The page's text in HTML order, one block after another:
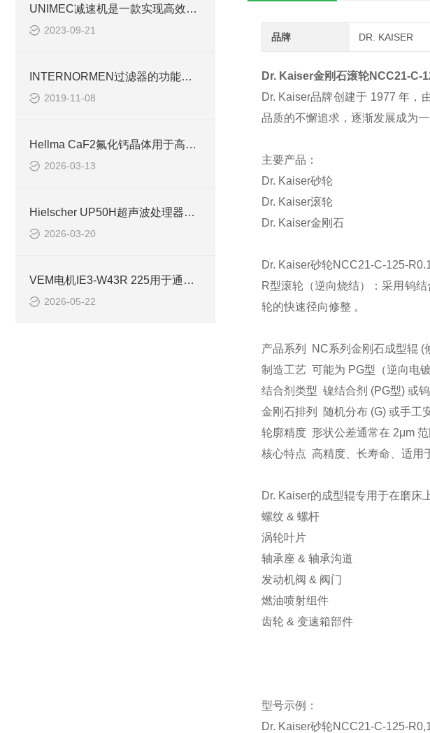
UNIMEC减速机是一款实现高效能动力传输的重要装备
2023-09-21
INTERNORMEN过滤器的功能分类
2019-11-08
Hellma CaF2氟化钙晶体用于高功率激光系统
2026-03-13
Hielscher UP50H超声波处理器用于生物、化学实验室
2026-03-20
VEM电机IE3-W43R 225用于通风除尘风机
2026-05-22
品牌 DR. KAISER
Dr. Kaiser金刚石滚轮NCC21-C-
Dr. Kaiser品牌创建于 1977 年，
品质的不懈追求，逐渐发展成为
主要产品：
Dr. Kaiser砂轮
Dr. Kaiser滚轮
Dr. Kaiser金刚石
Dr. Kaiser砂轮NCC21-C-125-
R型滚轮（逆向烧结）：采用钨
轮的快速径向修整 。
产品系列 NC系列金刚石成型辊 (
制造工艺 可能为 PG型（逆向电镀
结合剂类型 镍结合剂 (PG型) 或
金刚石排列
随机分布(G) 或手工
轮廓精度 形状公差通常在 2μm
核心特点 高精度、长寿命、适用
Dr. Kaiser的成型辊专用于在磨床
螺纹& 螺杆
涡轮叶片
轴承座 & 轴承沟道
发动机阀 & 阀门
燃油喷射组件
齿轮 & 变速箱部件
型号示例：
Dr. Kaiser砂轮NCC21-C-125-